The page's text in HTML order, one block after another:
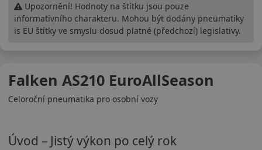
Falken AS210 EuroAllSeason
Celoroční pneumatika pro osobní vozy
Úvod – Jistý výkon po celý rok
Upozornění! Hodnoty na štítku jsou pouze
informativního charakteru. Mohou být dodány pneumatiky
is EU štítky ve smyslu dosud platné (předchozí) legislativy.